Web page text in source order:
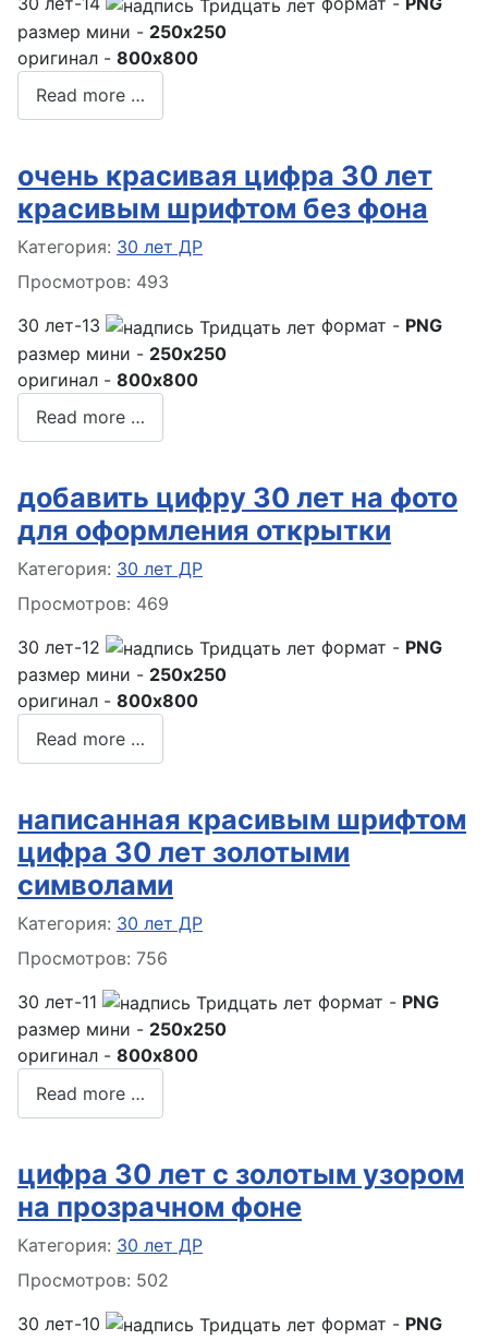
размер мини - 250x250
оригинал - 800x800
Read more …
очень красивая цифра 30 лет
красивым шрифтом без фона
Информация о материале
Категория: 30 лет ДР
Просмотров: 493
30 лет-13
формат - PNG
размер мини - 250x250
оригинал - 800x800
Read more …
добавить цифру 30 лет на фото
для оформления открытки
Информация о материале
Категория: 30 лет ДР
Просмотров: 469
30 лет-12
формат - PNG
размер мини - 250x250
оригинал - 800x800
Read more …
написанная красивым шрифтом
цифра 30 лет золотыми
символами
Информация о материале
Категория: 30 лет ДР
Просмотров: 756
30 лет-11
формат - PNG
размер мини - 250x250
оригинал - 800x800
Read more …
цифра 30 лет с золотым узором
на прозрачном фоне
Информация о материале
Категория: 30 лет ДР
Просмотров: 502
30 лет-10
формат - PNG